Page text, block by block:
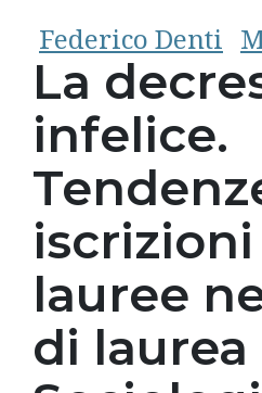
Federico Denti
La
infelice.
iscrizioni
lauree
di laurea